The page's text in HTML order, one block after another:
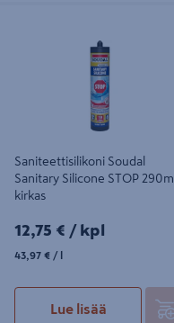
Saniteettisilikoni Soudal
Sanitary Silicone STOP 290ml
kirkas
12,75€/kpl
12,75 € / kpl
43,97 € / l
Lue lisää